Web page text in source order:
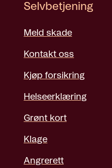
Selvbetjening
Meld skade
Kontakt oss
Kjøp forsikring
Helseerklæring
Grønt kort
Klage
Angrerett